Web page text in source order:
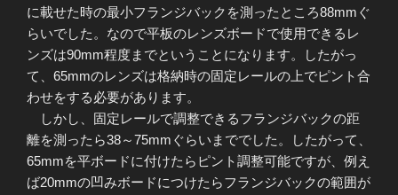
に載せた時の最小フランジバックを測ったところ88mmぐ
らいでした。なので平板のレンズボードで使用できるレ
ンズは90mm程度までということになります。したがっ
て、65mmのレンズは格納時の固定レールの上でピント合
わせをする必要があります。
しかし、固定レールで調整できるフランジバックの距
離を測ったら38～75mmぐらいまででした。したがって、
65mmを平ボードに付けたらピント調整可能ですが、例え
ば20mmの凹みボードにつけたらフランジバックの範囲が